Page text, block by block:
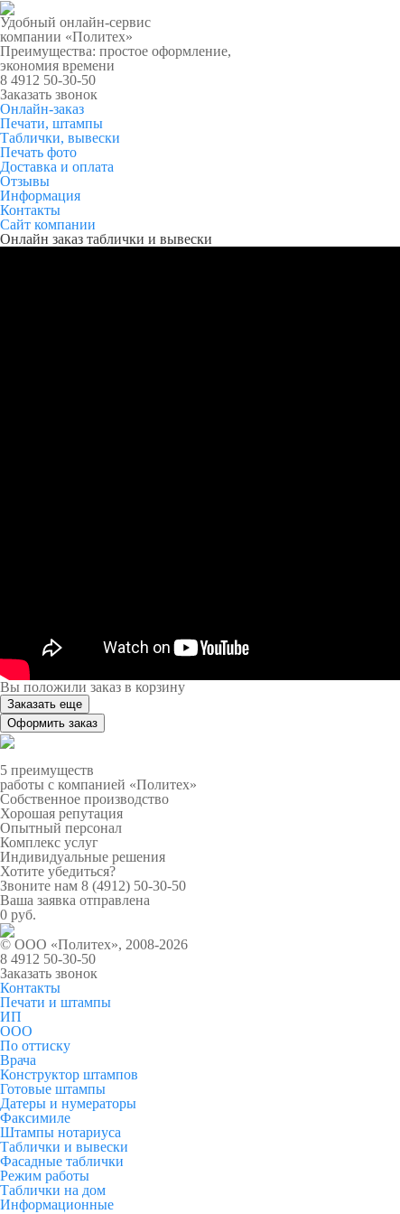
Удобный онлайн-сервис
компании «Политех»
Преимущества: простое оформление,
экономия времени
8 4912 50-30-50
Заказать звонок
Онлайн-заказ
Печати, штампы
Таблички, вывески
Печать фото
Доставка и оплата
Отзывы
Информация
Контакты
Сайт компании
Онлайн заказ таблички и вывески
Вы положили заказ в корзину
Заказать еще
Оформить заказ
5 преимуществ
работы с компанией «Политех»
Собственное производство
Хорошая репутация
Опытный персонал
Комплекс услуг
Индивидуальные решения
Хотите убедиться?
Звоните нам 8 (4912) 50-30-50
Ваша заявка отправлена
0 руб.
© ООО «Политех», 2008-2026
8 4912 50-30-50
Заказать звонок
Контакты
Печати и штампы
ИП
ООО
По оттиску
Врача
Конструктор штампов
Готовые штампы
Датеры и нумераторы
Факсимиле
Штампы нотариуса
Таблички и вывески
Фасадные таблички
Режим работы
Таблички на дом
Информационные